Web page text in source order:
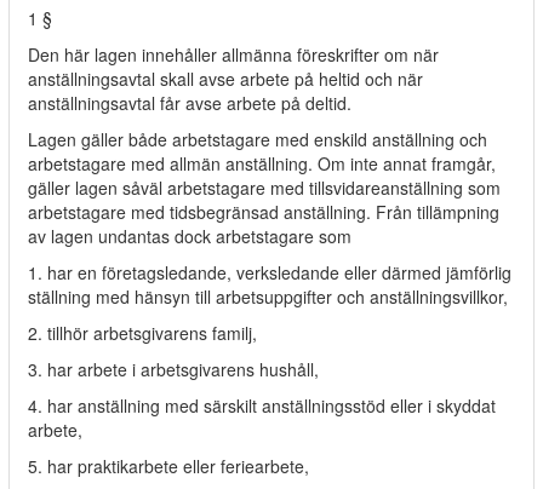
1 §
Den här lagen innehåller allmänna föreskrifter om när
anställningsavtal skall avse arbete på heltid och när
anställningsavtal får avse arbete på deltid.
Lagen gäller både arbetstagare med enskild anställning och
arbetstagare med allmän anställning. Om inte annat framgår,
gäller lagen såväl arbetstagare med tillsvidareanställning som
arbetstagare med tidsbegränsad anställning. Från tillämpning
av lagen undantas dock arbetstagare som
1. har en företagsledande, verksledande eller därmed jämförlig
ställning med hänsyn till arbetsuppgifter och anställningsvillkor,
2. tillhör arbetsgivarens familj,
3. har arbete i arbetsgivarens hushåll,
4. har anställning med särskilt anställningsstöd eller i skyddat
arbete,
5. har praktikarbete eller feriearbete,